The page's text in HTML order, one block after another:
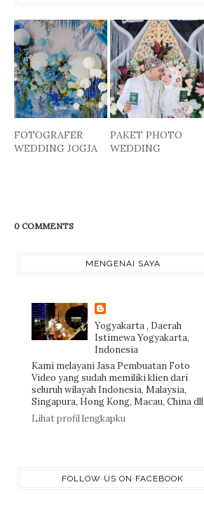
FOTOGRAFER
WEDDING JOGJA
PAKET PHOTO
WEDDING
0 COMMENTS
MENGENAI SAYA
Yogyakarta , Daerah
Istimewa Yogyakarta,
Indonesia
Kami melayani Jasa Pembuatan Foto
Video yang sudah memiliki klien dari
seluruh wilayah Indonesia, Malaysia,
Singapura, Hong Kong, Macau, China dll
Lihat profil lengkapku
FOLLOW US ON FACEBOOK